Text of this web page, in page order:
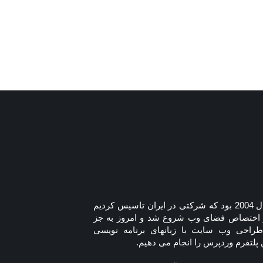
به طور دقیق سال 2004 بود که شرکتی در ایران تاسیس کردیم
و اختصاص فضای وب شروع شد و امروز به جز
وب سایت با زبانهای برنامه نویسی
وردپرس را انجام می دهیم.